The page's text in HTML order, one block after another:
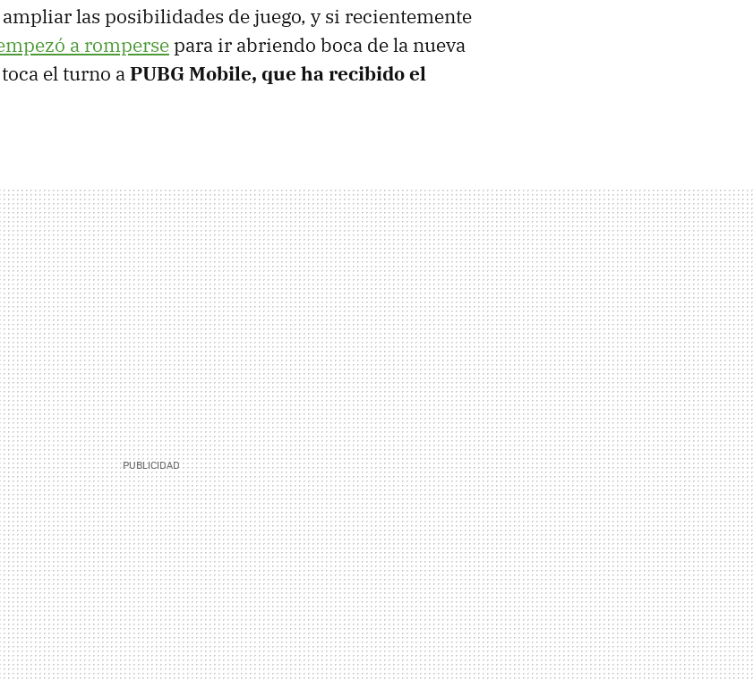
ampliar las posibilidades de juego, y si recientemente
a rompersepara ir abriendo boca de la nueva
el turno aPUBG Mobile, que ha recibido el